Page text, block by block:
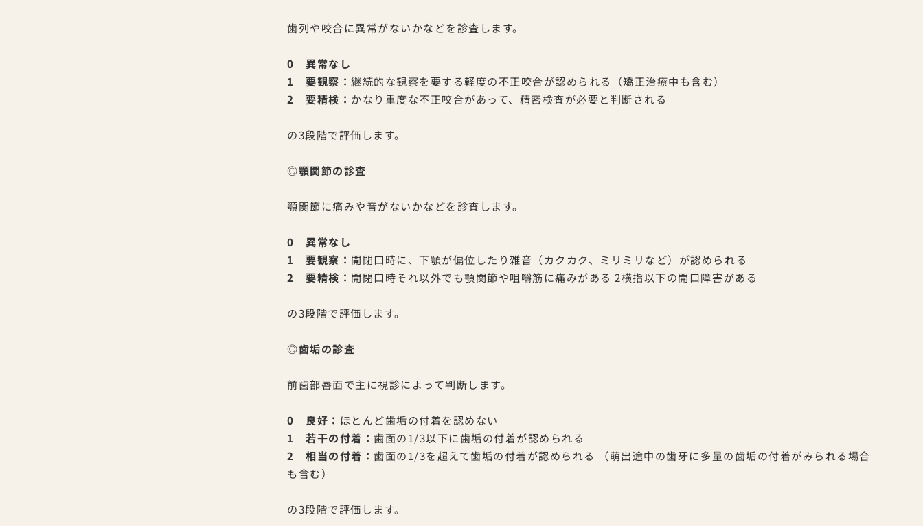
歯列や咬合に異常がないかなどを診査します。
0 異常なし
1 要観察：継続的な観察を要する軽度の不正咬合が認められる（矯正治療中も含む）
2 要精検： かなり重度な不正咬合があって、精密検査が必要と判断される
の3段階で評価します。
◎顎関節の診査
顎関節に痛みや音がないかなどを診査します。
0 異常なし
1 要観察： 開閉口時に、下顎が偏位したり雑音（カクカク、ミリミリなど）が認められる
2 要精検： 開閉口時それ以外でも顎関節や咀嚼筋に痛みがある 2横指以下の開口障害がある
の3段階で評価します。
◎歯垢の診査
前歯部唇面で主に視診によって判断します。
0 良好： ほとんど歯垢の付着を認めない
1 若干の付着：歯面の1/3以下に歯垢の付着が認められる
2 相当の付着：歯面の1/3を超えて歯垢の付着が認められる （萌出途中の歯牙に多量の歯垢の付着がみられる場合
も含む）
の3段階で評価します。